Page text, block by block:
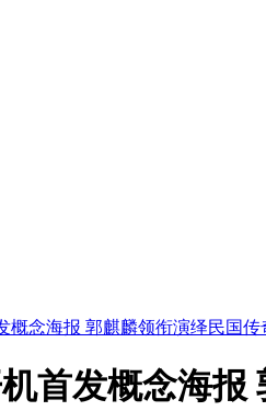
概念海报 郭麒麟领衔演绎民国传
机首发概念海